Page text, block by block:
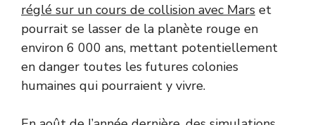
réglé sur un cours de collision avec Mars et
pourrait se lasser de la planète rouge en
environ 6 000 ans, mettant potentiellement
en danger toutes les futures colonies
humaines qui pourraient y vivre.